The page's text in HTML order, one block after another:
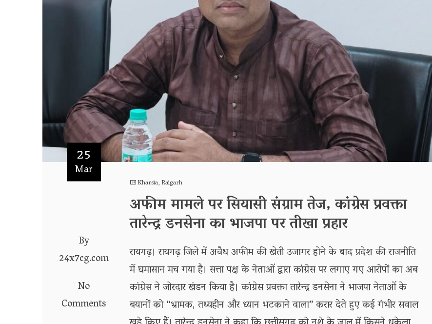
25
Mar
By
24x7cg.com
No
Comments
Kharsia,Raigarh
अफीम मामले पर सियासी संग्राम तेज, कांग्रेस प्रवक्ता
तारेन्द्र डनसेना का भाजपा पर तीखा प्रहार
रायगढ़। रायगढ़ जिले में अवैध अफीम की खेती उजागर होने के बाद प्रदेश की राजनीति
में घमासान मच गया है। सत्ता पक्ष के नेताओं द्वारा कांग्रेस पर लगाए गए आरोपों का अब
कांग्रेस ने जोरदार खंडन किया है। कांग्रेस प्रवक्ता तारेन्द्र डनसेना ने भाजपा नेताओं के
बयानों को “भ्रामक, तथ्यहीन और ध्यान भटकाने वाला” करार देते हुए कई गंभीर सवाल